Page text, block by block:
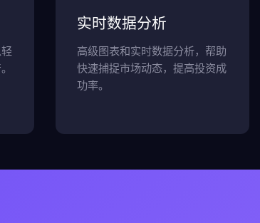
实时数据分析
高级图表和实时数据分析，帮助
快速捕捉市场动态，提高投资成
功率。